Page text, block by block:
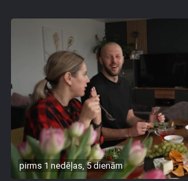
pirms 1 nedēļas, 5 dienām